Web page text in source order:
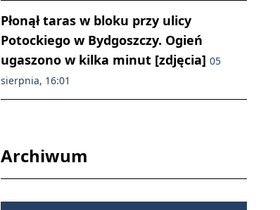
Płonął taras w bloku przy ulicy
Potockiego w Bydgoszczy. Ogień
ugaszono w kilka minut [zdjęcia] 05
sierpnia, 16:01
Archiwum